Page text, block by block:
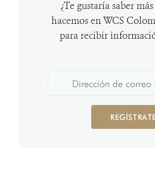
¿Te gustaría saber
hacemos en WCS
para recibir